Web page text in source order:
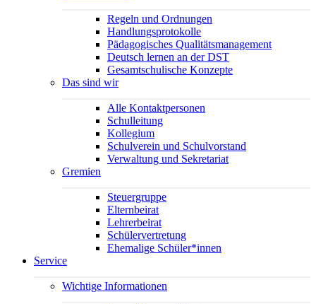
Regeln und Ordnungen
Handlungsprotokolle
Pädagogisches Qualitätsmanagement
Deutsch lernen an der DST
Gesamtschulische Konzepte
Das sind wir
Alle Kontaktpersonen
Schulleitung
Kollegium
Schulverein und Schulvorstand
Verwaltung und Sekretariat
Gremien
Steuergruppe
Elternbeirat
Lehrerbeirat
Schülervertretung
Ehemalige Schüler*innen
Service
Wichtige Informationen